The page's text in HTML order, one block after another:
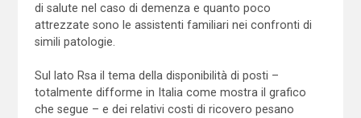
di salute nel caso di demenza e quanto poco
attrezzate sono le assistenti familiari nei confronti di
simili patologie.
Sul lato Rsa il tema della disponibilità di posti –
totalmente difforme in Italia come mostra il grafico
che segue – e dei relativi costi di ricovero pesano